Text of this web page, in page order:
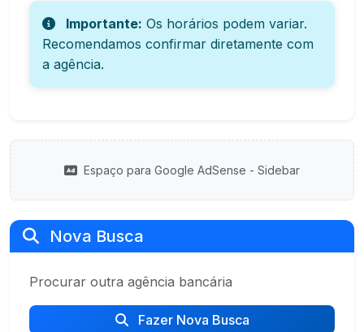
Importante: Os horários podem variar.
Recomendamos confirmar diretamente com
a agência.
Espaço para Google AdSense - Sidebar
Nova Busca
Procurar outra agência bancária
Fazer Nova Busca